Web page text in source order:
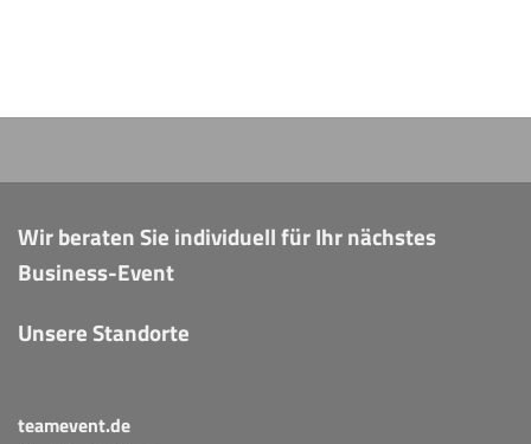
Wir beraten Sie individuell für Ihr nächstes
Business-Event
Unsere Standorte
teamevent.de